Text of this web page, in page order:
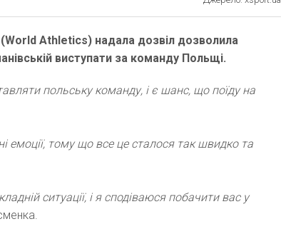
(World Athletics) надала дозвіл дозволила
виступати за команду Польщі.
польську команду, і є шанс, що поїду на
емоції, тому що все це сталося так швидко та
ситуації, і я сподіваюся побачити вас у